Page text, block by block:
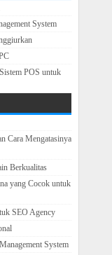
System
POS untuk
Cara Mengatasinya
Berkualitas
yang Cocok untuk
SEO Agency
System